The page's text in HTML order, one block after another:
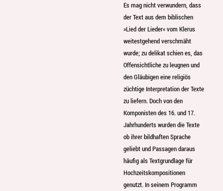
Es mag nicht verwundern, dass
der Text aus dem biblischen
»Lied der Lieder« vom Klerus
weitestgehend verschmäht
wurde; zu delikat schien es, das
Offensichtliche zu leugnen und
den Gläubigen eine religiös
züchtige Interpretation der Texte
zu liefern. Doch von den
Komponisten des 16. und 17.
Jahrhunderts wurden die Texte
ob ihrer bildhaften Sprache
geliebt und Passagen daraus
häufig als Textgrundlage für
Hochzeitskompositionen
genutzt. In seinem Programm